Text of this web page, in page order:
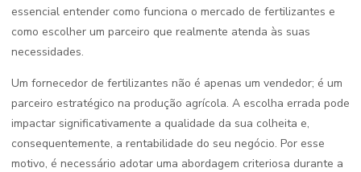
essencial entender como funciona o mercado de fertilizantes e
como escolher um parceiro que realmente atenda às suas
necessidades.
Um fornecedor de fertilizantes não é apenas um vendedor; é um
parceiro estratégico na produção agrícola. A escolha errada pode
impactar significativamente a qualidade da sua colheita e,
consequentemente, a rentabilidade do seu negócio. Por esse
motivo, é necessário adotar uma abordagem criteriosa durante a